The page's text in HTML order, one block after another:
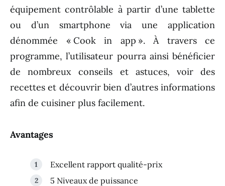
équipement contrôlable à partir d’une tablette
ou d’un smartphone via une application
dénommée « Cook in app ». À travers ce
programme, l’utilisateur pourra ainsi bénéficier
de nombreux conseils et astuces, voir des
recettes et découvrir bien d’autres informations
afin de cuisiner plus facilement.
Avantages
Excellent rapport qualité-prix
5 Niveaux de puissance